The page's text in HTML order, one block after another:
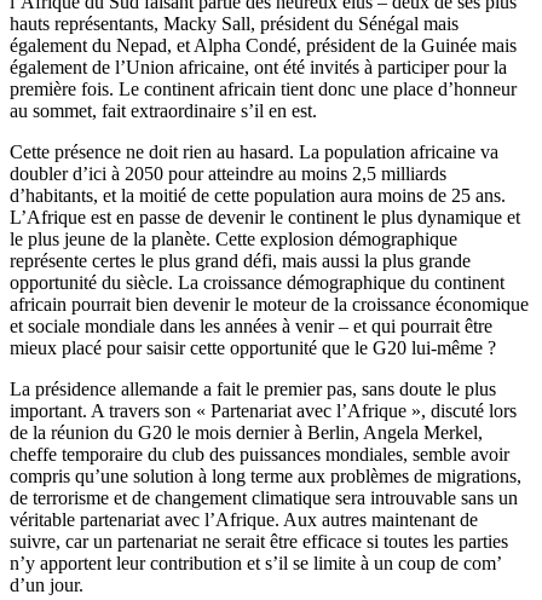
hauts représentants, Macky Sall, président du Sénégal mais
également du Nepad, et Alpha Condé, président de la Guinée mais
également de l’Union africaine, ont été invités à participer pour la
première fois. Le continent africain tient donc une place d’honneur
au sommet, fait extraordinaire s’il en est.
Cette présence ne doit rien au hasard. La population africaine va
doubler d’ici à 2050 pour atteindre au moins 2,5 milliards
d’habitants, et la moitié de cette population aura moins de 25 ans.
L’Afrique est en passe de devenir le continent le plus dynamique et
le plus jeune de la planète. Cette explosion démographique
représente certes le plus grand défi, mais aussi la plus grande
opportunité du siècle. La croissance démographique du continent
africain pourrait bien devenir le moteur de la croissance économique
et sociale mondiale dans les années à venir – et qui pourrait être
mieux placé pour saisir cette opportunité que le G20 lui-même ?
La présidence allemande a fait le premier pas, sans doute le plus
important. A travers son « Partenariat avec l’Afrique », discuté lors
de la réunion du G20 le mois dernier à Berlin, Angela Merkel,
cheffe temporaire du club des puissances mondiales, semble avoir
compris qu’une solution à long terme aux problèmes de migrations,
de terrorisme et de changement climatique sera introuvable sans un
véritable partenariat avec l’Afrique. Aux autres maintenant de
suivre, car un partenariat ne serait être efficace si toutes les parties
n’y apportent leur contribution et s’il se limite à un coup de com’
d’un jour.